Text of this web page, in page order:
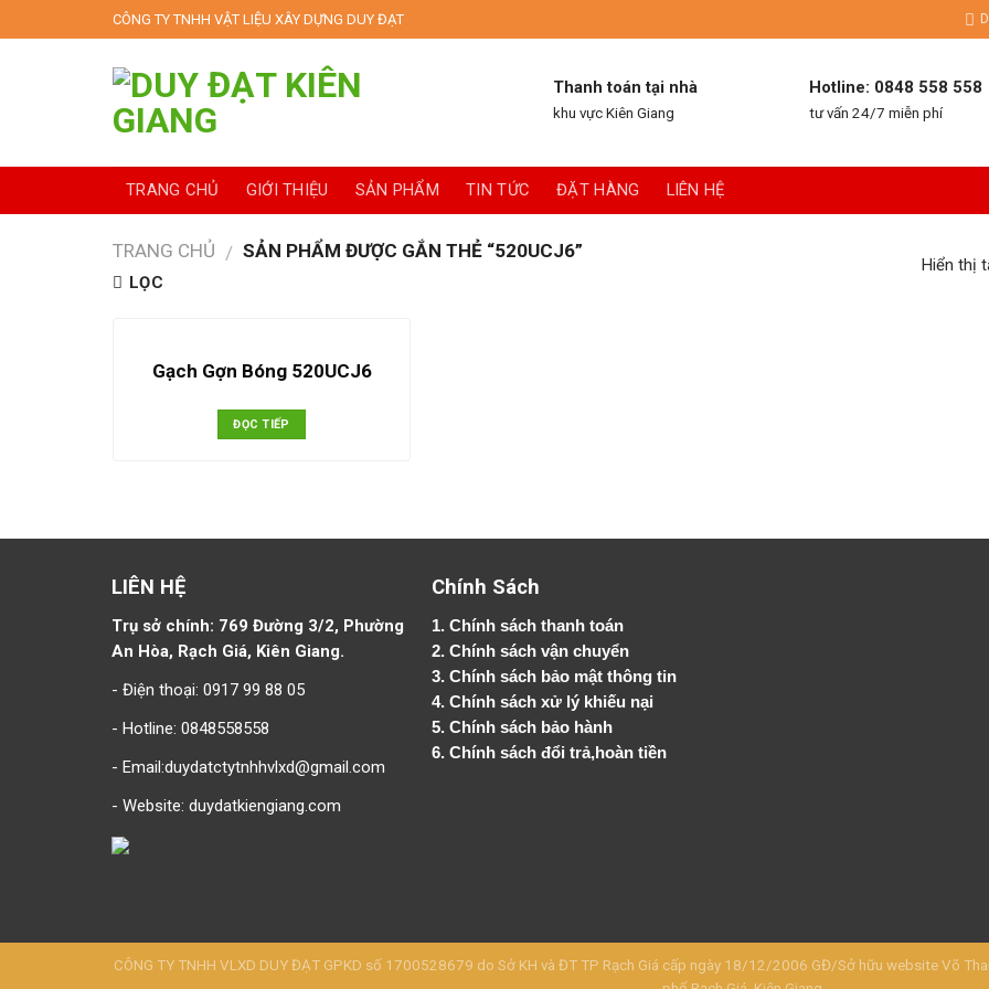
to
CÔNG TY TNHH VẬT LIỆU XÂY DỰNG DUY ĐẠT
Thanh toán tại nhà
khu vực Kiên Giang
Hotline: 0848 558 558
tư vấn 24/7 miễn phí
TRANG CHỦ GIỚI THIỆU SẢN PHẨM TIN TỨC ĐẶT HÀNG LIÊN HỆ
TRANG CHỦ / SẢN PHẨM ĐƯỢC GẮN THẺ “520UCJ6”
LỌC
Hiển thị
Gạch Gợn Bóng 520UCJ6
ĐỌC TIẾP
LIÊN HỆ
Trụ sở chính: 769 Đường 3/2, Phường
An Hòa, Rạch Giá, Kiên Giang.
- Điện thoại: 0917 99 88 05
- Hotline: 0848558558
- Email:duydatctytnhhvlxd@gmail.com
- Website: duydatkiengiang.com
Chính Sách
1.Chính sách thanh toán
2.Chính sách vận chuyển
3. Chính sách bảo mật thông tin
4.Chính sách xử lý khiếu nại
5.Chính sách bảo hành
6.Chính sách đổi trả,hoàn tiền
CÔNG TY TNHH VLXD DUY ĐẠT GPKD số 1700528679 do Sở KH và ĐT TP Rạch Giá cấp ngày 18/12/2006 GĐ/Sở hữu website Võ